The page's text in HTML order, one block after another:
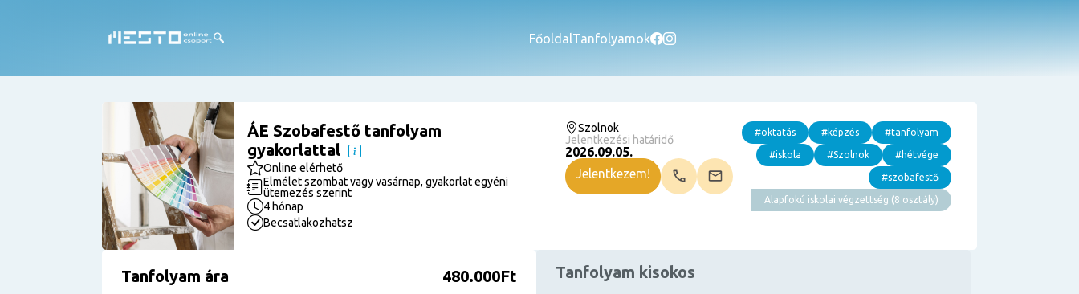
Főoldal Tanfolyamok
ÁE Szobafestő tanfolyam
gyakorlattal
Online elérhető
Elmélet szombat vagy vasárnap, gyakorlat egyéni
ütemezés szerint
4 hónap
Becsatlakozhatsz
Szolnok
Jelentkezési határidő
2026.09.05.
Jelentkezem!
#oktatás #képzés #tanfolyam
#iskola #Szolnok #hétvége
#szobafestő
Alapfokú iskolai végzettség (8 osztály)
Tanfolyam ára 480.000Ft
Tanfolyam kisokos